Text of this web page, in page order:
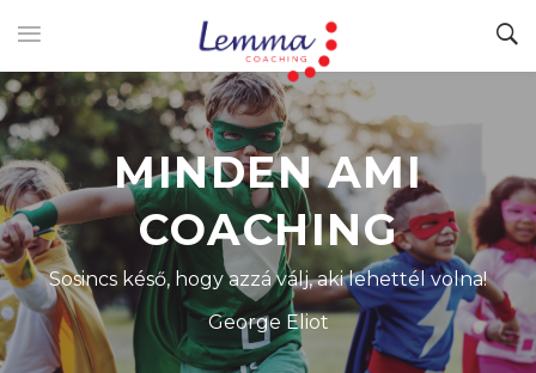
MINDEN AMI
COACHING
Sosincs késő, hogy azzá válj, aki lehettél volna!
George Eliot